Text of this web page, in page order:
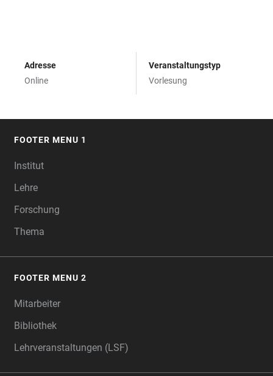
Adresse
Online
Veranstaltungstyp
Vorlesung
FOOTER MENU 1
Institut
Lehre
Forschung
Thema
FOOTER MENU 2
Mitarbeiter
Bibliothek
Lehrveranstaltungen (LSF)